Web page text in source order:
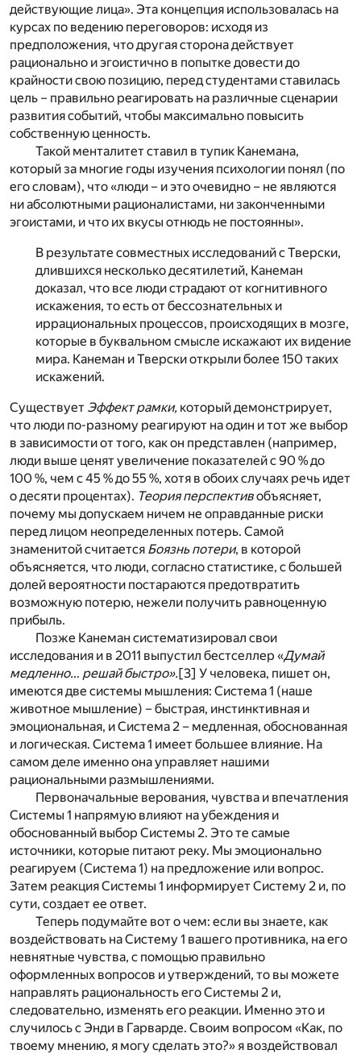
действующие лица». Эта концепция использовалась на
курсах по ведению переговоров: исходя из
предположения, что другая сторона действует
рационально и эгоистично в попытке довести до
крайности свою позицию, перед студентами ставилась
цель – правильно реагировать на различные сценарии
развития событий, чтобы максимально повысить
собственную ценность.
Такой менталитет ставил в тупик Канемана,
который за многие годы изучения психологии понял (по
его словам), что «люди – и это очевидно – не являются
ни абсолютными рационалистами, ни законченными
эгоистами, и что их вкусы отнюдь не постоянны».
В результате совместных исследований с Тверски,
длившихся несколько десятилетий, Канеман
доказал, что все люди страдают от когнитивного
искажения, то есть от бессознательных и
иррациональных процессов, происходящих в мозге,
которые в буквальном смысле искажают их видение
мира. Канеман и Тверски открыли более 150 таких
искажений.
Существует Эффект рамки, который демонстрирует,
что люди по-разному реагируют на один и тот же выбор
в зависимости от того, как он представлен (например,
люди выше ценят увеличение показателей с 90 % до
100 %, чем с 45 % до 55 %, хотя в обоих случаях речь идет
о десяти процентах). Теория перспективобъясняет,
почему мы допускаем ничем не оправданные риски
перед лицом неопределенных потерь. Самой
знаменитой считается Боязнь потери, в которой
объясняется, что люди, согласно статистике, с большей
долей вероятности постараются предотвратить
возможную потерю, нежели получить равноценную
прибыль.
Позже Канеман систематизировал свои
исследования и в 2011 выпустил бестселлер «Думай
медленно… решай быстро».[3] У человека, пишет он,
имеются две системы мышления: Система 1 (наше
животное мышление) – быстрая, инстинктивная и
эмоциональная, и Система 2 – медленная, обоснованная
и логическая. Система 1 имеет большее влияние. На
самом деле именно она управляет нашими
рациональными размышлениями.
Первоначальные верования, чувства и впечатления
Системы 1 напрямую влияют на убеждения и
обоснованный выбор Системы 2. Это те самые
источники, которые питают реку. Мы эмоционально
реагируем (Система 1) на предложение или вопрос.
Затем реакция Системы 1 информирует Систему 2 и, по
сути, создает ее ответ.
Теперь подумайте вот о чем: если вы знаете, как
воздействовать на Систему 1 вашего противника, на его
невнятные чувства, с помощью правильно
оформленных вопросов и утверждений, то вы можете
направлять рациональность его Системы 2 и,
следовательно, изменять его реакции. Именно это и
случилось с Энди в Гарварде. Своим вопросом «Как, по
твоему мнению, я могу сделать это?» я воздействовал